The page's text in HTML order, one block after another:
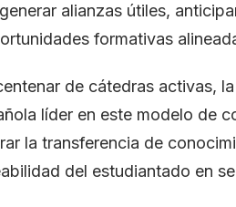
alianzas útiles,
formativas
de cátedras activas,
líder en este modelo de
la transferencia de
del estudiantado en